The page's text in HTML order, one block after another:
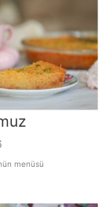
menüsü